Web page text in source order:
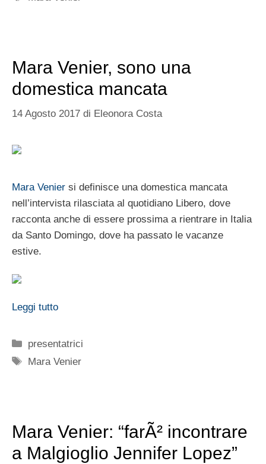
Mara Venier, sono una
domestica mancata
14 Agosto 2017 di Eleonora Costa
Mara Venier si definisce una domestica mancata
nell’intervista rilasciata al quotidiano Libero, dove
racconta anche di essere prossima a rientrare in Italia
da Santo Domingo, dove ha passato le vacanze
estive.
Leggi tutto
Categorie
presentatrici
Tag
Mara Venier
Mara Venier: “farÃ² incontrare
a Malgioglio Jennifer Lopez”